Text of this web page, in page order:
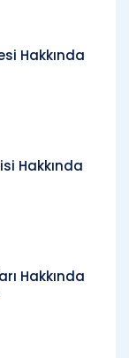
Hakkında
Hakkında
Hakkında